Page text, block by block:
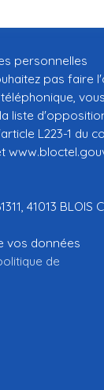
personnelles
pas faire
vous
liste
L223-1 du
41013 BLOIS
vos données
de